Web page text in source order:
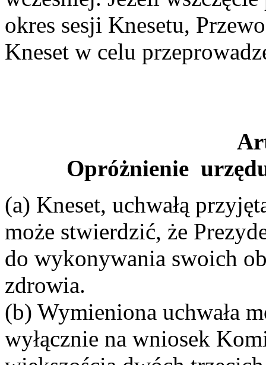
okres sesji Knesetu,
Kneset w celu
Opróżnienie
(a) Kneset, uchwałą
może stwierdzić, że
do wykonywania swoich
zdrowia.
(b) Wymieniona uchwała
wyłącznie na wniosek